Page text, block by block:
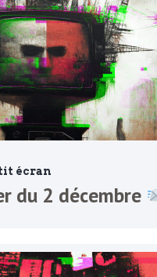
écran
du 2 décembre